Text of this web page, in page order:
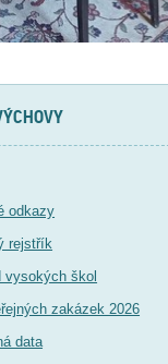
odkazy
rejstřík
vysokých škol
zakázek 2026
data